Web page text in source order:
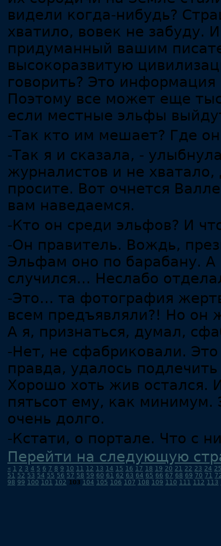
видели когда-нибудь?
хватило, вовек не забуду.
придуманный вашим
высокоразвитую
говорить? Это
Поэтому все может еще
если местные эльфы
-Так кто им мешает? Где
-Так я и сказала, -
журналистов и не
просите. Вот очнется
вам наведаемся.
-Кто он среди эльфов? И
-Он правитель. Вождь,
Эльфам оно по барабану.
случился… Неслабо
-Это… та фотография
всем предъявляли?! Но он
А я, признаться, думал,
-Нет, не сфабриковали.
правда, удалось
Хорошо хоть жив остался.
пятьсот ему, как
очень долго.
-Кстати, о портале. Что с
Перейти на следующую
« 1 2 3 4 5 6 7 8 9 10 11 12 13 14 15 16 17 18 19 20 21 22 23 24
51 52 53 54 55 56 57 58 59 60 61 62 63 64 65 66 67 68 69 70 71
98 99 100 101 102 103 104 105 106 107 108 109 110 111 112 113